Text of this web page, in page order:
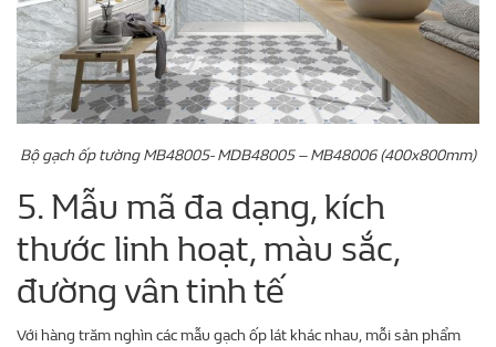
Bộ gạch ốp tường MB48005- MDB48005 – MB48006 (400x800mm)
5. Mẫu mã đa dạng, kích
thước linh hoạt, màu sắc,
đường vân tinh tế
Với hàng trăm nghìn các mẫu gạch ốp lát khác nhau, mỗi sản phẩm